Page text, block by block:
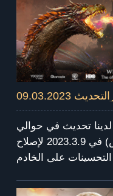
إشعارالتحديث
الأعزاء، سيكون لدينا تحديث في حوالي
الساعة 03:00 (بتوقيت جرينتش) في 2023.3.9 لإصلاح
على الخادم
نعتذر عن أي إزعاج قد